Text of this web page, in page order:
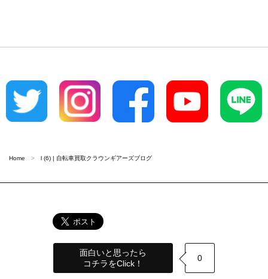
Home l (6) | 自転車買取クラウンギアーズブログ
面白いと思ったら
コチラをClick！
0